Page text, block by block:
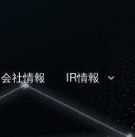
会社情報 IR情報